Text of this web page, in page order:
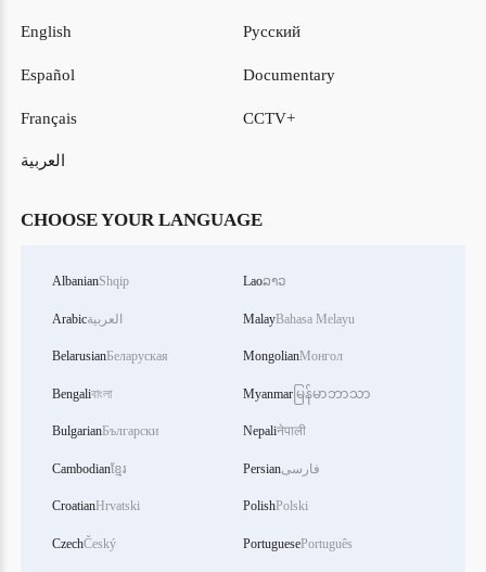
English
Español
Français
العربية
Русский
Documentary
CCTV+
CHOOSE YOUR LANGUAGE
AlbanianShqip
Arabicالعربية
BelarusianБеларуская
Bengaliবাংলা
BulgarianБългарски
Cambodianខ្មែរ
CroatianHrvatski
CzechČeský
Laoລາວ
MalayBahasa Melayu
MongolianМонгол
Myanmar မြန်မာဘာသာ
Nepaliनेपाली
Persianفارسی
PolishPolski
PortuguesePortuguês